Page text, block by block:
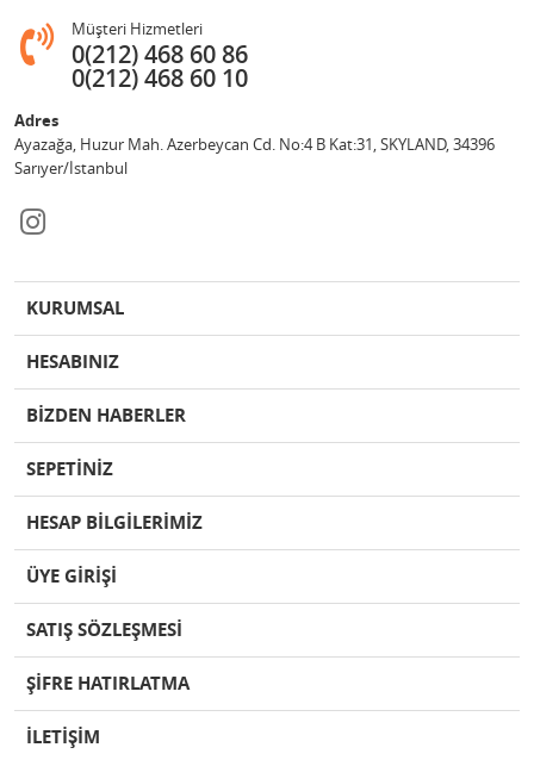
Müşteri Hizmetleri
0(212) 468 60 86
0(212) 468 60 10
Adres
Ayazağa, Huzur Mah. Azerbeycan Cd. No:4 B Kat:31, SKYLAND, 34396
Sarıyer/İstanbul
KURUMSAL
HESABINIZ
BİZDEN HABERLER
SEPETİNİZ
HESAP BİLGİLERİMİZ
ÜYE GİRİŞİ
SATIŞ SÖZLEŞMESİ
ŞİFRE HATIRLATMA
İLETİŞİM